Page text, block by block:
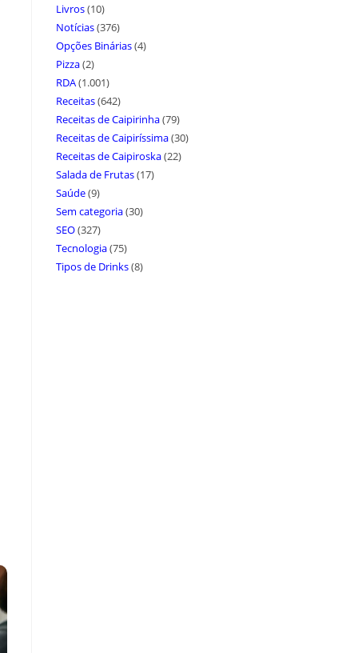
Livros(10)
Notícias(376)
Opções Binárias(4)
Pizza(2)
RDA(1.001)
Receitas(642)
Receitas de Caipirinha(79)
Receitas de Caipiríssima(30)
Receitas de Caipiroska(22)
Salada de Frutas(17)
Saúde(9)
Sem categoria(30)
SEO(327)
Tecnologia(75)
Tipos de Drinks(8)